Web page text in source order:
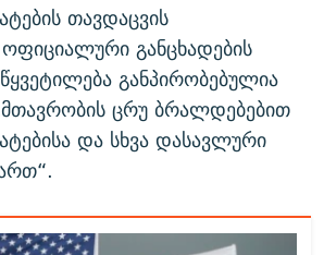
თავდაცვის
განცხადების
განპირობებულია
ცრუ ბრალდებებით
და სხვა დასავლური